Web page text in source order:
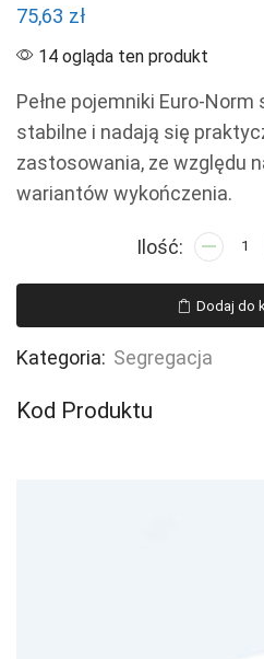
75,63 zł
14 ogląda ten produkt
Pełne pojemniki Euro-
stabilne i nadają się
zastosowania, ze względu
wariantów wykończenia.
ilość
Euro
Basicline
Dodaj do
Kategoria: Segregacja
Kod Produktu